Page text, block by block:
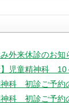
外来休診のお知
】児童精神科
科 初診ご予約
科 初診ご予約